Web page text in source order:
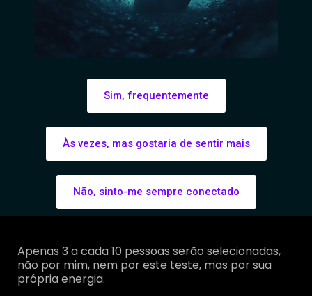
Sim, frequentemente
Às vezes, mas gostaria de sentir mais
Não, sinto-me sempre conectado
Apenas 3 a cada 10 pessoas serão selecionadas,
não por mim, nem por este teste, mas por sua
própria energia.